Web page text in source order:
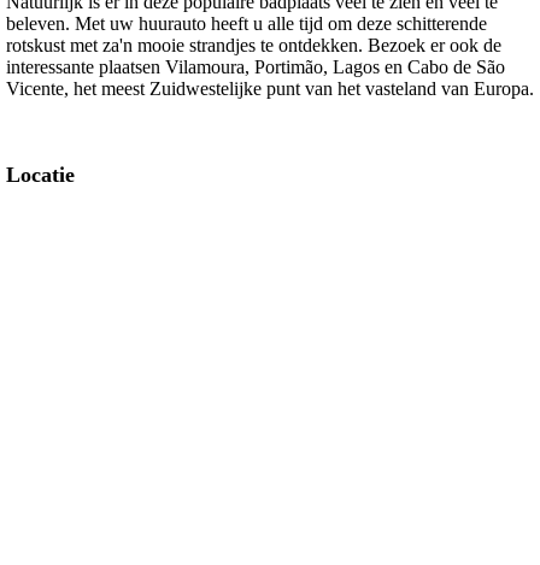
beleven. Met uw huurauto heeft u alle tijd om deze schitterende
rotskust met za'n mooie strandjes te ontdekken. Bezoek er ook de
interessante plaatsen Vilamoura, Portimão, Lagos en Cabo de São
Vicente, het meest Zuidwestelijke punt van het vasteland van Europa.
Locatie